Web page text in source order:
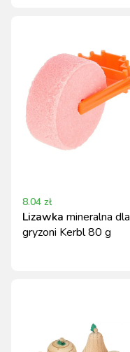
8.04 zł
Lizawka mineralna dla
gryzoni Kerbl 80 g